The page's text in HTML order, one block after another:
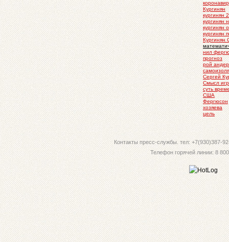
Кургинян
кургинян
кургинян
кургинян
кургинян
Кургинян
нил
прогноз
рой
Сергей
Смысл
суть
США
Фергюсон
хозяева
цель
Контакты пресс-службы. тел: +7(930)387-
Телефон горячей линии: 8